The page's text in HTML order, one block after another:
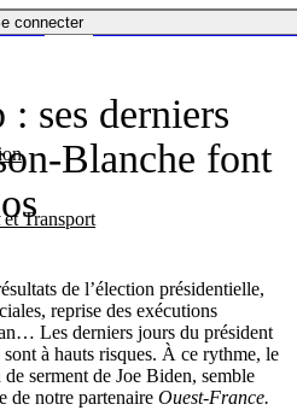
connecter
Transport
ses derniers
Blanche font
de l’élection présidentielle,
reprise des exécutions
Les derniers jours du président
à hauts risques. À ce rythme, le
serment de Joe Biden, semble
de notre partenaire Ouest-France.